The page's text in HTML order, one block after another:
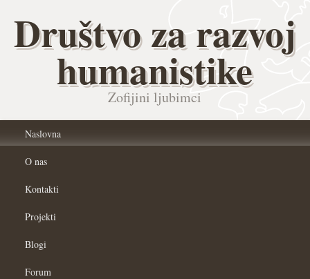
Društvo za razvoj
humanistike
Zofijini ljubimci
Naslovna
O nas
Kontakti
Projekti
Blogi
Forum